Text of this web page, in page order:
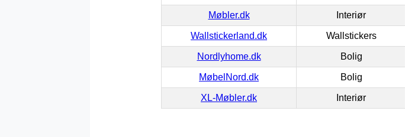
Møbler.dk Interiør
Wallstickerland.dk Wallstickers
Nordlyhome.dk Bolig
MøbelNord.dk Bolig
XL-Møbler.dk Interiør